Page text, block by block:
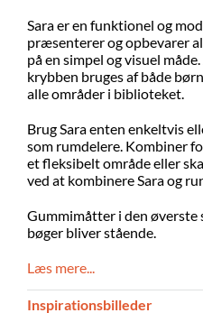
Sara er en funktionel og
præsenterer og opbevarer
på en simpel og visuel
krybben bruges af både
alle områder i biblioteket.
Brug Sara enten enkeltvis
som rumdelere. Kombiner
et fleksibelt område eller
ved at kombinere Sara og
Gummimåtter i den øverste
bøger bliver stående.
Læs mere...
Inspirationsbilleder